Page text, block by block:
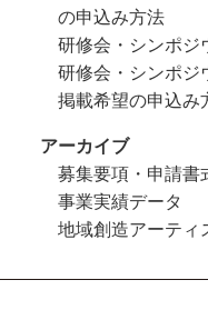
の申込み方法
研修会・シンポジ
研修会・シンポジ
掲載希望の申込み
アーカイブ
募集要項・申請書
事業実績データ
地域創造アーティ